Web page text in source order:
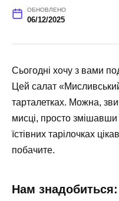
ОБНОВЛЕНО
06/12/2025
Сьогодні хочу з вами
Цей салат
тарталетках. Можна,
мисці, просто змішавши
їстівних тарілочках
побачите.
Нам знадобиться: